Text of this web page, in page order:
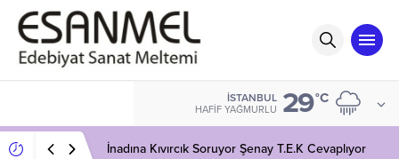
İSTANBUL
HAFIF YAĞMURLU 29°C
İnadına Kıvırcık Soruyor Şenay T.E.K Cevaplıyor